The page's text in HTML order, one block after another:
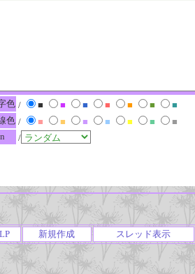
色 / ■ ■ ■ ■ ■ ■
■
色 / ■ ■ ■ ■ ■ ■
■
/
新規作成 スレッド表示